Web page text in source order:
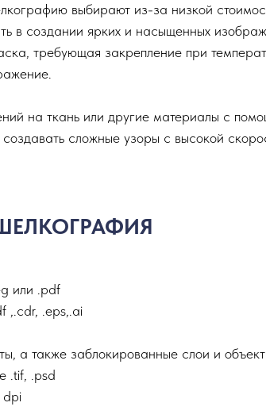
выбирают из-за низкой
в создании ярких и насыщенных
требующая закрепление при
на ткань или другие материалы с
сложные узоры с высокой
или .pdf
,.сdr, .eps,.ai
а также заблокированные слои и
.tif, .psd
dpi